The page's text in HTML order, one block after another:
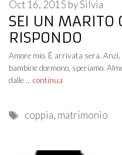
SEI UN MARITO
RISPONDO
Oct 16, 2015 bySilvia
Amore mio. È arrivata sera.
bambine dormono, speriamo.
dalle …continua
Tags
coppia, matrimonio